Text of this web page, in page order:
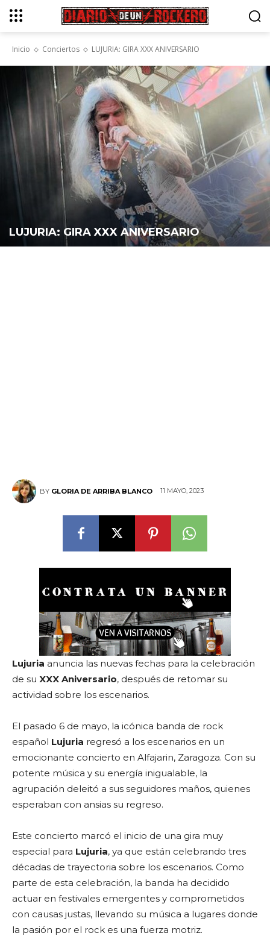
Inicio Conciertos LUJURIA: GIRA XXX ANIVERSARIO
LUJURIA: GIRA XXX ANIVERSARIO
BY GLORIA DE ARRIBA BLANCO 11 MAYO, 2023
Lujuria anuncia las nuevas fechas para la celebración
de su XXX Aniversario, después de retomar su
actividad sobre los escenarios.
El pasado 6 de mayo, la icónica banda de rock
español Lujuria regresó a los escenarios en un
emocionante concierto en Alfajarin, Zaragoza. Con su
potente música y su energía inigualable, la
agrupación deleitó a sus seguidores maños, quienes
esperaban con ansias su regreso.
Este concierto marcó el inicio de una gira muy
especial para Lujuria, ya que están celebrando tres
décadas de trayectoria sobre los escenarios. Como
parte de esta celebración, la banda ha decidido
actuar en festivales emergentes y comprometidos
con causas justas, llevando su música a lugares donde
la pasión por el rock es una fuerza motriz.